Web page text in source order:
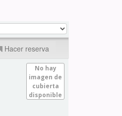
Hacer reserva
No hay
imagen de
cubierta
disponible